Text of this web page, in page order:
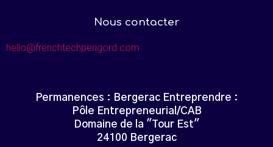
Nous contacter
hello@frenchtechperigord.com
Permanences : Bergerac Entreprendre :
Pôle Entrepreneurial/CAB
Domaine de la "Tour Est"
24100 Bergerac